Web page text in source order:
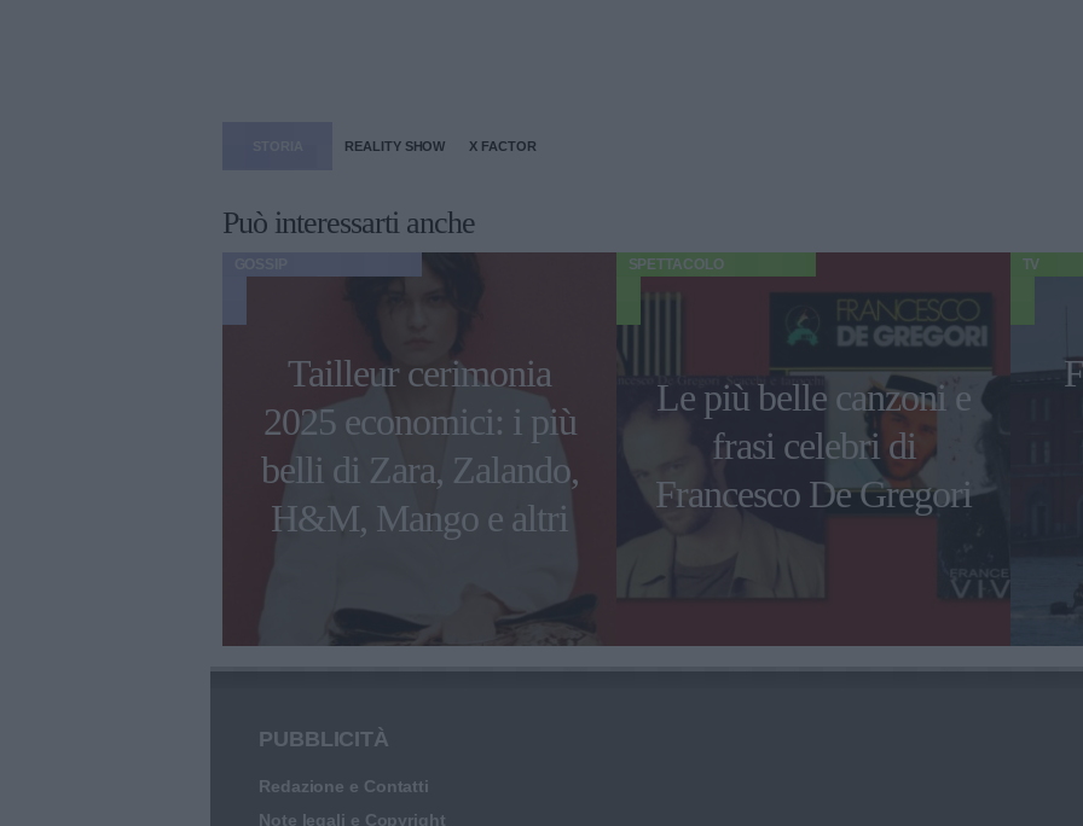
REALITY SHOW X FACTOR
Può interessarti anche
Tailleur cerimonia
2025 economici: i più
belli di Zara, Zalando,
H&M, Mango e altri
SPETTACOLO
Le più belle canzoni e
frasi celebri di
Francesco De Gregori
TV
PUBBLICITÀ
Redazione e Contatti
Note legali e Copyright